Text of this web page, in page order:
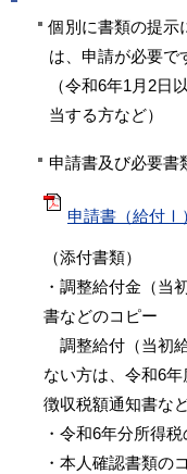
個別に書類の提示
は、申請が必要で
（令和6年1月2
当する方など）
申請書及び必要書
申請書（給付Ⅰ
（添付書類）
・調整給付金（当
書などのコピー
調整給付（当初
ない方は、令和6
徴収税額通知書な
・令和6年分所得
・本人確認書類の